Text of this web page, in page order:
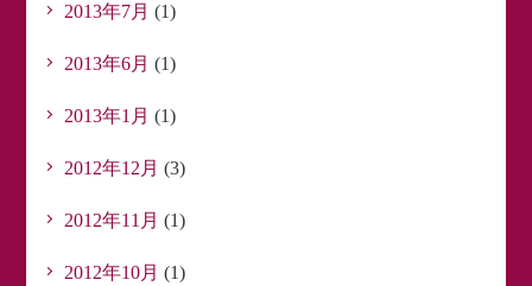
2013年7月 (1)
2013年6月 (1)
2013年1月 (1)
2012年12月 (3)
2012年11月 (1)
2012年10月 (1)